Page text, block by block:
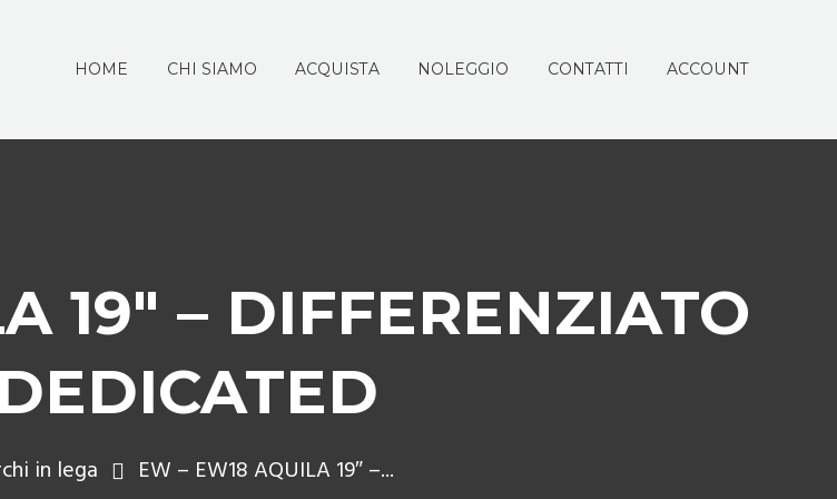
HOME CHI SIAMO ACQUISTA NOLEGGIO CONTATTI ACCOUNT
19″ – DIFFERENZIATO
in lega EW – EW18 AQUILA 19″ –...